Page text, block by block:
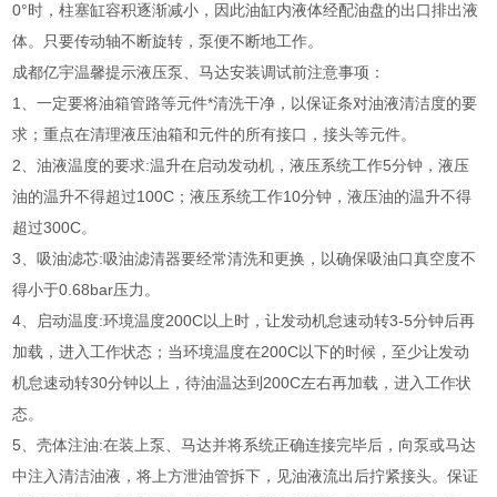
0°时，柱塞缸容积逐渐减小，因此油缸内液体经配油盘的出口排出液
体。只要传动轴不断旋转，泵便不断地工作。
成都亿宇温馨提示液压泵、马达安装调试前注意事项：
1、一定要将油箱管路等元件*清洗干净，以保证条对油液清洁度的要
求；重点在清理液压油箱和元件的所有接口，接头等元件。
2、油液温度的要求:温升在启动发动机，液压系统工作5分钟，液压
油的温升不得超过100C；液压系统工作10分钟，液压油的温升不得
超过300C。
3、吸油滤芯:吸油滤清器要经常清洗和更换，以确保吸油口真空度不
得小于0.68bar压力。
4、启动温度:环境温度200C以上时，让发动机怠速动转3-5分钟后再
加载，进入工作状态；当环境温度在200C以下的时候，至少让发动
机怠速动转30分钟以上，待油温达到200C左右再加载，进入工作状
态。
5、壳体注油:在装上泵、马达并将系统正确连接完毕后，向泵或马达
中注入清洁油液，将上方泄油管拆下，见油液流出后拧紧接头。保证